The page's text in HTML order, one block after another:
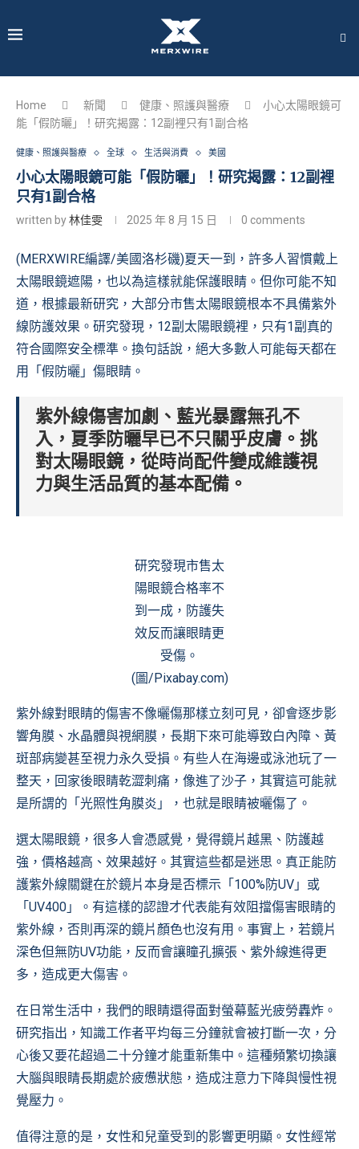
Home 新聞 健康、照護與醫療
小心太陽眼鏡可
能「假防曬」！研究揭露：12副裡只有1副合格
健康、照護與醫療 全球 生活與消費 美國
小心太陽眼鏡可能「假防曬」！研究揭露：12副裡
只有1副合格
written by林佳雯 2025 年 8 月 15 日 0 comments
(MERXWIRE編譯/美國洛杉磯)夏天一到，許多人習慣戴上
太陽眼鏡遮陽，也以為這樣就能保護眼睛。但你可能不知
道，根據最新研究，大部分市售太陽眼鏡根本不具備紫外
線防護效果。 研究發現 ，12副太陽眼鏡裡，只有1副真的
符合國際安全標準。換句話說，絕大多數人可能每天都在
用「假防曬」傷眼睛。
紫外線傷害加劇、藍光暴露無孔不
入，夏季防曬早已不只關乎皮膚。挑
對太陽眼鏡，從時尚配件變成維護視
力與生活品質的基本配備。
研究發現市售太
陽眼鏡合格率不
到一成，防護失
效反而讓眼睛更
受傷。
(圖/Pixabay.com)
紫外線對眼睛的傷害不像曬傷那樣立刻可見，卻會逐步影
響角膜、水晶體與視網膜，長期下來可能導致白內障、黃
斑部病變甚至視力永久受損。有些人在海邊或泳池玩了一
整天，回家後眼睛乾澀刺痛，像進了沙子，其實這可能就
是所謂的「光照性角膜炎」，也就是眼睛被曬傷了。
選太陽眼鏡，很多人會憑感覺，覺得鏡片越黑、防護越
強，價格越高、效果越好。其實這些都是迷思。真正能防
護紫外線關鍵在於鏡片本身是否標示「100%防UV」或
「UV400」。有這樣的認證才代表能有效阻擋傷害眼睛的
紫外線，否則再深的鏡片顏色也沒有用。事實上，若鏡片
深色但無防UV功能，反而會讓瞳孔擴張、紫外線進得更
多，造成更大傷害。
在日常生活中，我們的眼睛還得面對螢幕藍光疲勞轟炸。
研究指出，知識工作者平均每三分鐘就會被打斷一次，分
心後又要花超過二十分鐘才能重新集中。這種頻繁切換讓
大腦與眼睛長期處於疲憊狀態，造成注意力下降與慢性視
覺壓力。
值得注意的是，女性和兒童受到的影響更明顯。女性經常